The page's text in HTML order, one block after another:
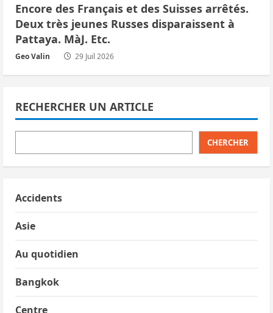
Encore des Français et des Suisses arrêtés.
Deux très jeunes Russes disparaissent à
Pattaya. MàJ. Etc.
Geo Valin 29 Juil 2026
RECHERCHER UN ARTICLE
CHERCHER
Accidents
Asie
Au quotidien
Bangkok
Centre